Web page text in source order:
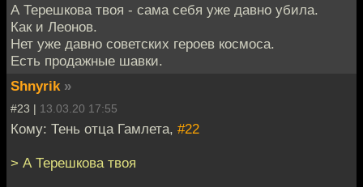
А Терешкова твоя - сама себя уже давно убила.
Как и Леонов.
Нет уже давно советских героев космоса.
Есть продажные шавки.
Shnyrik »
#23 | 13.03.20 17:55
Кому: Тень отца Гамлета, #22
> А Терешкова твоя